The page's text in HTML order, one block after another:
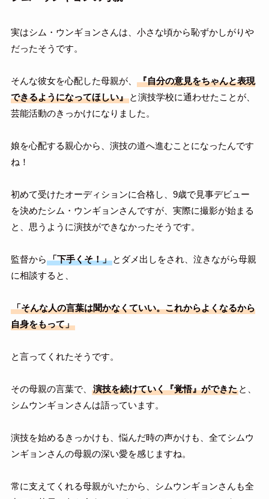
実はシム・ウンギョンさんは、小さな頃から恥ずかしがりや
だったそうです。
そんな彼女を心配した母親が、
『自分の意見をちゃんと表現
できるようになってほしい』と演技学校に通わせたことが、
芸能活動のきっかけになりました。
娘を心配する親心から、演技の道へ進むことになったんです
ね！
初めて受けたオーディションに合格し、9歳で見事デビュー
を決めたシム・ウンギョンさんですが、実際に撮影が始まる
と、思うように演技ができなかったそうです。
監督から 「下手くそ！」とダメ出しをされ、泣きながら母親
に相談すると、
「そんな人の言葉は聞かなくていい。これからよくなるから
自身をもって」
と言ってくれたそうです。
その母親の言葉で、 演技を続けていく『覚悟』ができたと、
シムウンギョンさんは語っています。
演技を始めるきっかけも、悩んだ時の声かけも、全てシムウ
ンギョンさんの母親の深い愛を感じますね。
常に支えてくれる母親がいたから、シムウンギョンさんも全